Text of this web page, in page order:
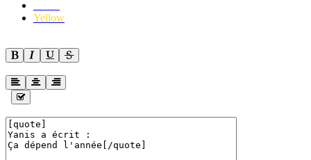
Yellow